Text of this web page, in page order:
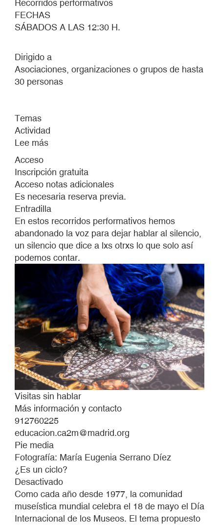
Recorridos performativos
FECHAS
SÁBADOS A LAS 12:30 H.
Dirigido a
Asociaciones, organizaciones o grupos de hasta
30 personas
Temas
Actividad
Lee más
sin
hablar
Acceso
Inscripción gratuita
Acceso notas adicionales
Es necesaria reserva previa.
Entradilla
En estos recorridos performativos hemos
abandonado la voz para dejar hablar al silencio,
un silencio que dice a lxs otrxs lo que solo así
podemos contar.
Visitas sin hablar
Más información y contacto
912760225
educacion.ca2m@madrid.org
Pie media
Fotografía: María Eugenia Serrano Díez
¿Es un ciclo?
Desactivado
Como cada año desde 1977, la comunidad
museística mundial celebra el 18 de mayo el Día
Internacional de los Museos. El tema propuesto